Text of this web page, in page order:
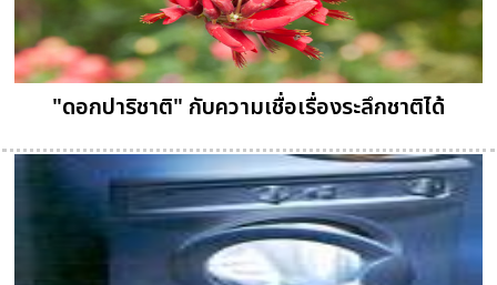
"ดอกปาริชาติ" กับความเชื่อเรื่องระลึกชาติได้